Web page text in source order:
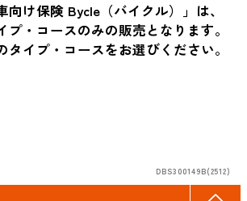
向け保険 Bycle（バイクル）」は、
プ・コースのみの販売となります。
タイプ・コースをお選びください。
DBS300149B(2512)